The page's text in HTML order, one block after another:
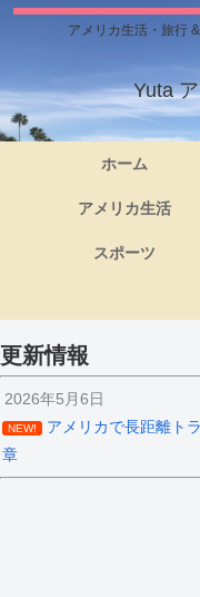
アメリカ生活・旅行
Yuta
ホーム
アメリカ生活
スポーツ
更新情報
2026年5月6日
NEW!
アメリカで長距離ト
章